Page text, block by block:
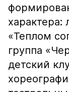
характера:
«Теплом
группа
детский